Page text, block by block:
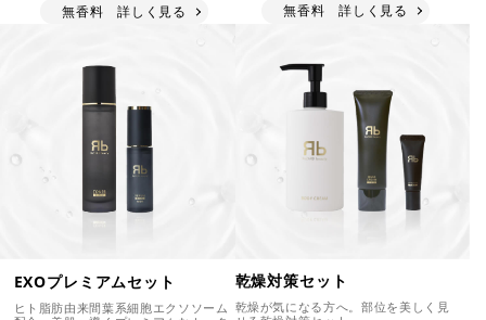
無香料 詳しく見る 無香料 詳しく見る
EXOプレミアムセット
ヒト脂肪由来間葉系細胞エクソソーム
乾燥対策セット
乾燥が気になる方へ。部位を美しく見